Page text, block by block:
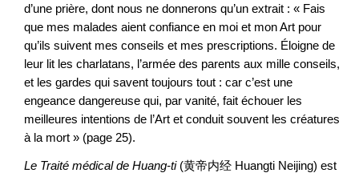
d’une prière, dont nous ne donnerons qu’un extrait : « Fais
que mes malades aient confiance en moi et mon Art pour
qu’ils suivent mes conseils et mes prescriptions. Éloigne de
leur lit les charlatans, l’armée des parents aux mille conseils,
et les gardes qui savent toujours tout : car c’est une
engeance dangereuse qui, par vanité, fait échouer les
meilleures intentions de l’Art et conduit souvent les créatures
à la mort » (page 25).
Le Traité médical de Huang-ti(黄帝内经 Huangti Neijing) est